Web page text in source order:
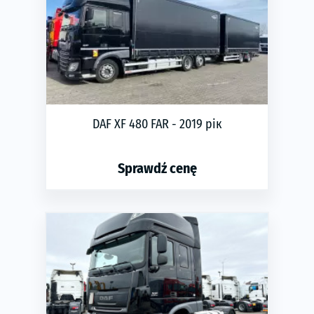
DAF XF 480 FAR - 2019 рік
Sprawdź cenę
Rok produkcji:2019
Пробіг:580
Transmisja:automatyczna